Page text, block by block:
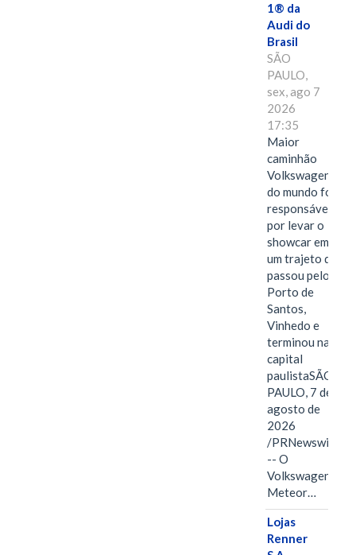
1® da
Audi do
Brasil
SÃO
PAULO,
sex, ago 7
2026
17:35
Maior
caminhão
Volkswagen
do mundo foi
responsável
por levar o
showcar em
um trajeto que
passou pelo
Porto de
Santos,
Vinhedo e
terminou na
capital
paulistaSÃO
PAULO, 7 de
agosto de
2026
/PRNewswire/
-- O
Volkswagen
Meteor…
Lojas
Renner